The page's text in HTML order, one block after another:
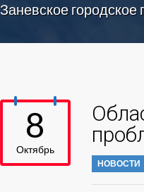
Заневское городское
8
Октябрь
НОВОСТИ